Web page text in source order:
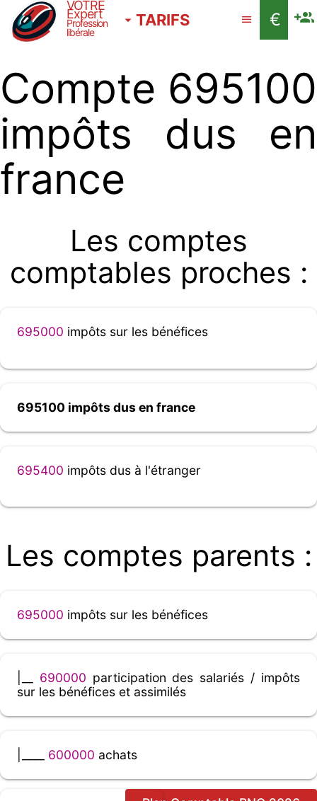
VOTRE
Expert
Profession
libérale
TARIFS €
Compte 695100
impôts dus en
france
Les comptes
comptables proches :
695000 impôts sur les bénéfices
695100 impôts dus en france
695400 impôts dus à l'étranger
Les comptes parents :
695000 impôts sur les bénéfices
690000 participation des salariés / impôts
sur les bénéfices et assimilés
600000 achats